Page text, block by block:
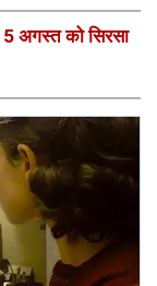
5 अगस्त को सिरसा